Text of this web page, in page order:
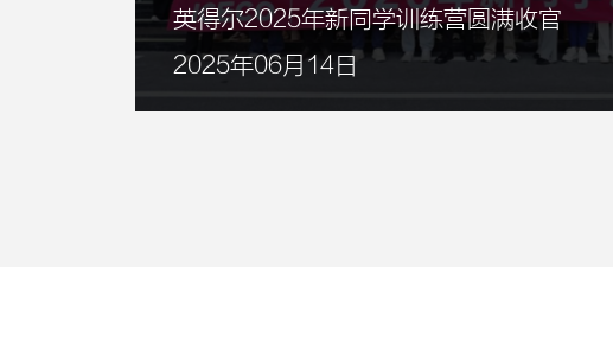
英得尔2025年新同学训练营圆满收官
2025年06月14日